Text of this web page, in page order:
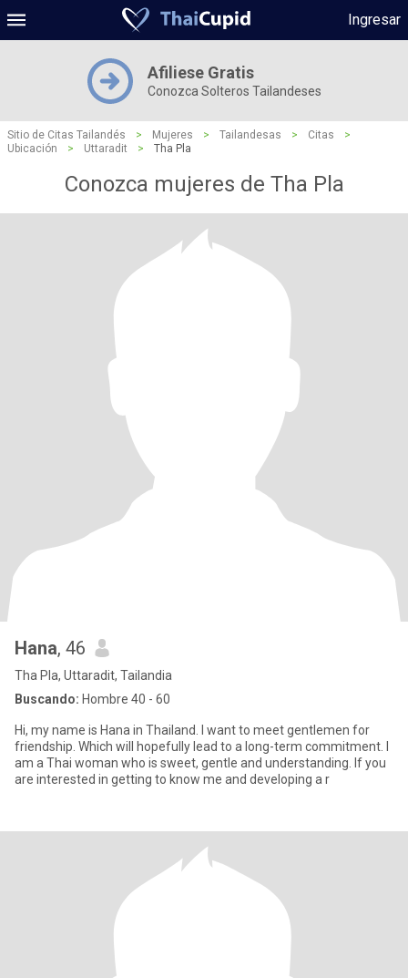
Ingresar
Afiliese Gratis
Conozca Solteros Tailandeses
Sitio de Citas Tailandés > Mujeres > Tailandesas > Citas
>
Ubicación
> Uttaradit > Tha Pla
Conozca mujeres de Tha Pla
Hana, 46
Tha Pla, Uttaradit, Tailandia
Buscando: Hombre 40 - 60
Hi, my name is Hana in Thailand. I want to meet gentlemen for
friendship. Which will hopefully lead to a long-term commitment. I
am a Thai woman who is sweet, gentle and understanding. If you
are interested in getting to know me and developing a r